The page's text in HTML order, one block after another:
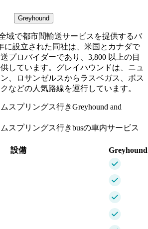
Greyhound
域で都市間輸送サービスを提供するバ
に設立された同社は、米国とカナダで
プロバイダーであり、3,800 以上の目
しています。グレイハウンドは、ニュ
、ロサンゼルスからラスベガス、ボス
などの人気路線を運行しています。
スプリングス行きGreyhound and
スプリングス行きbusの車内サービス
設備
Greyhound